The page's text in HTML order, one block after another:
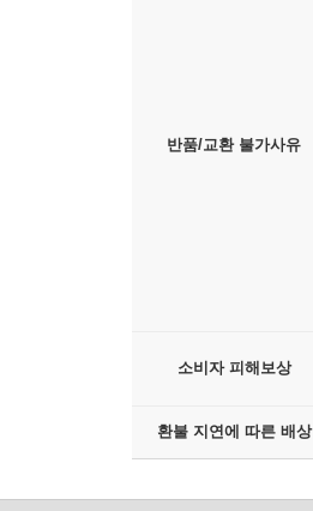
반품/교환 불가사유
소비자 피해보상
환불 지연에 따른 배상